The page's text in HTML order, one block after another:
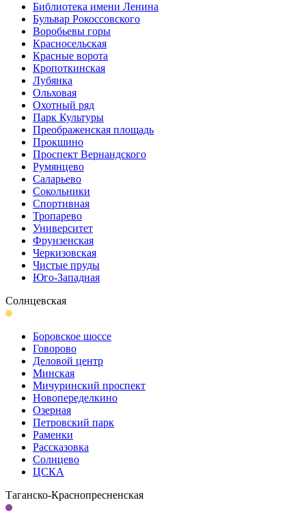
Библиотека имени Ленина
Бульвар Рокоссовского
Воробьевы горы
Красно­сельская
Красные ворота
Кропоткинс­кая
Лубянка
Ольховая
Охотный ряд
Парк Культуры
Преобра­женская площадь
Прокшино
Проспект Вернандского
Румянцево
Саларьево
Сокольники
Спортивная
Тропарево
Университет
Фрунзенская
Черкизовская
Чистые пруды
Юго-Западная
Солнцевская
Боровское шоссе
Говорово
Деловой центр
Минская
Мичуринский проспект
Новопеределкино
Озерная
Петровский парк
Раменки
Рассказовка
Солнцево
ЦСКА
Таганско-Краснопресненская